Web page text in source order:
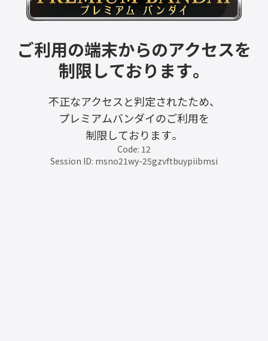
ご利用の端末からのアクセスを
制限しております。
不正なアクセスと判定されたため、
プレミアムバンダイのご利用を
制限しております。
Code: 12
Session ID: msno21wy-25gzvftbuypiibmsi